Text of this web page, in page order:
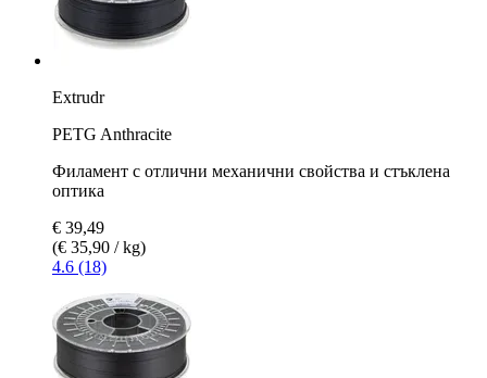
Extrudr
PETG Anthracite
Филамент с отлични механични свойства и стъклена
оптика
€ 39,49
(€ 35,90 / kg)
4.6 (18)